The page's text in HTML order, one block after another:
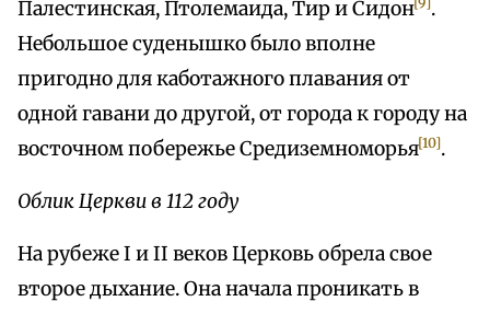
Палестинская, Птолемаида, Тир и Сидон
.
Небольшое суденышко было вполне
пригодно для каботажного плавания от
одной гавани до другой, от города к городу на
восточном побережье Средиземноморья[10].
Облик Церкви в 112 году
На рубеже I и II веков Церковь обрела свое
второе дыхание. Она начала проникать в